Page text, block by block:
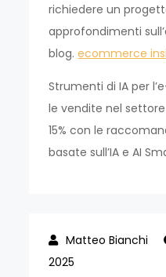
richiedere un
approfondimenti
blog.ecommerce
Strumenti di IA per
le vendite nel
15% con le
basate sull’IA e AI
2025